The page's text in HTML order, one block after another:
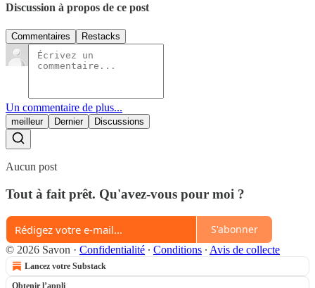
Discussion à propos de ce post
Commentaires Restacks
Un commentaire de plus...
meilleur Dernier Discussions
Aucun post
Tout à fait prêt. Qu'avez-vous pour moi ?
S'abonner
© 2026 Savon · Confidentialité ∙ Conditions ∙ Avis de collecte
Lancez votre Substack
Obtenir l’appli